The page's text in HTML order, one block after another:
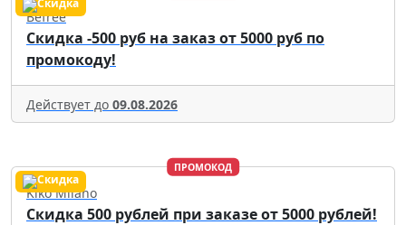
Befree
Скидка -500 руб на заказ от 5000 руб по
промокоду!
Действует до 09.08.2026
ПРОМОКОД
Kiko Milano
Скидка 500 рублей при заказе от 5000 рублей!